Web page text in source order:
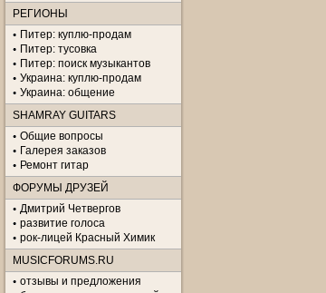
РЕГИОНЫ
Питер: куплю-продам
Питер: тусовка
Питер: поиск музыкантов
Украина: куплю-продам
Украина: общение
SHAMRAY GUITARS
Общие вопросы
Галерея заказов
Ремонт гитар
ФОРУМЫ ДРУЗЕЙ
Дмитрий Четвергов
развитие голоса
рок-лицей Красный Химик
MUSICFORUMS.RU
отзывы и предложения